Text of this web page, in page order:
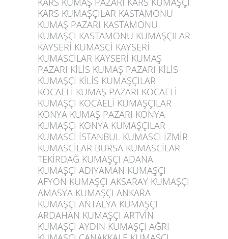
KARS KUMAŞÇILAR KASTAMONU
KUMAŞ PAZARI KASTAMONU
KUMAŞÇI KASTAMONU KUMAŞÇILAR
KAYSERİ KUMASCİ KAYSERİ
KUMASCİLAR KAYSERİ KUMAŞ
PAZARI KİLİS KUMAŞ PAZARI KİLİS
KUMAŞÇI KİLİS KUMAŞÇILAR
KOCAELİ KUMAŞ PAZARI KOCAELİ
KUMAŞÇI KOCAELİ KUMAŞÇILAR
KONYA KUMAŞ PAZARI KONYA
KUMAŞÇI KONYA KUMAŞÇILAR
KUMASCİ İSTANBUL KUMASCİ İZMİR
KUMASCİLAR BURSA KUMASCİLAR
TEKİRDAĞ KUMAŞÇI ADANA
KUMAŞÇI ADIYAMAN KUMAŞÇI
AFYON KUMAŞÇI AKSARAY KUMAŞÇI
AMASYA KUMAŞÇI ANKARA
KUMAŞÇI ANTALYA KUMAŞÇI
ARDAHAN KUMAŞÇI ARTVİN
KUMAŞÇI AYDIN KUMAŞÇI AĞRI